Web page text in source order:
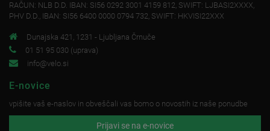
RAČUN: NLB D.D. IBAN: SI56 0292 3001 4159 812, SWIFT: LJBASI2XXXX,
PHV D.D., IBAN: SI56 6400 0000 0794 732, SWIFT: HKVISI22XXX
Dunajska 421, 1231 - Ljubljana Črnuče
01 51 95 030 (uprava)
info@velo.si
E-novice
vpišite vaš e-naslov in obveščali vas bomo o novostih iz naše ponudbe
Prijavi se na e-novice